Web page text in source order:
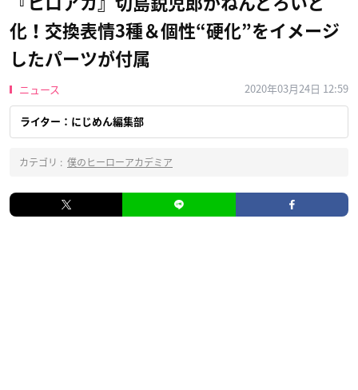
化！交換表情3種＆個性“硬化”をイメージ
したパーツが付属
ニュース 2020年03月24日 12:59
ライター：にじめん編集部
カテゴリ : 僕のヒーローアカデミア